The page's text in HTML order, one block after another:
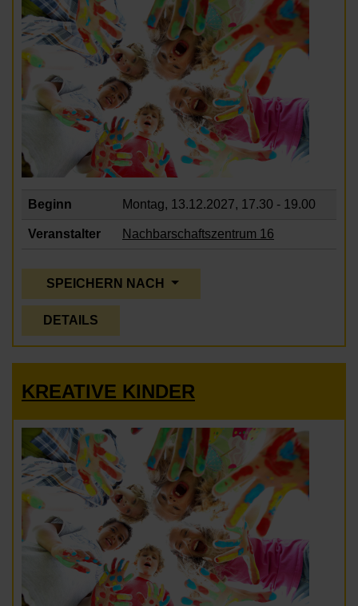
Beginn Montag, 13.12.2027, 17.30 - 19.00
Veranstalter Nachbarschaftszentrum 16
SPEICHERN NACH
DETAILS
KREATIVE KINDER